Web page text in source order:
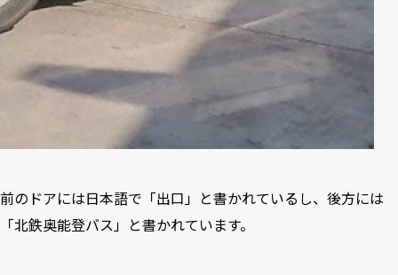
前のドアには日本語で「出口」と書かれているし、後方には
「北鉄奥能登バス」と書かれています。